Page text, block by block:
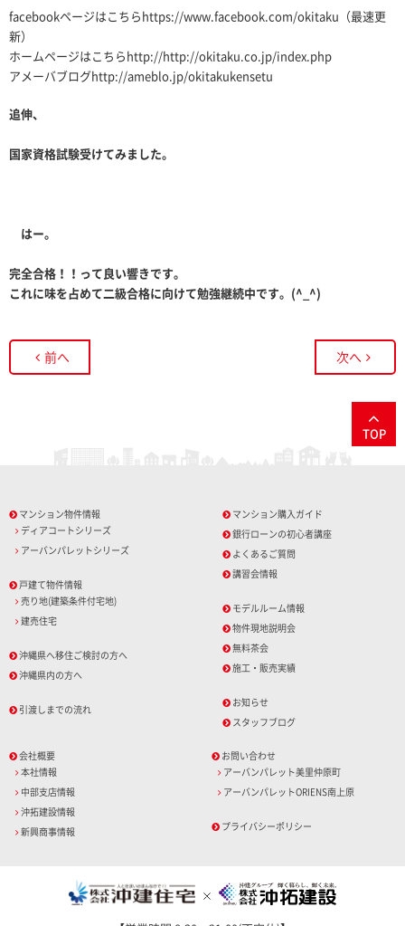
facebookページはこちらhttps://www.facebook.com/okitaku （最速更
新）
ホームページはこちらhttp://http://okitaku.co.jp/index.php
アメーバブログhttp://ameblo.jp/okitakukensetu
追伸、
国家資格試験受けてみました。
はー。
完全合格 ！！ って良い響きです。
これに味を占めて二級合格に向けて勉強継続中です。 (^_^)
次へ
前へ
TOP
マンション物件情報
ディアコートシリーズ
アーバンパレットシリーズ
戸建て物件情報
売り地(建築条件付宅地)
建売住宅
沖縄県へ移住ご検討の方へ
沖縄県内の方へ
引渡しまでの流れ
マンション購入ガイド
銀行ローンの初心者講座
よくあるご質問
講習会情報
モデルルーム情報
物件現地説明会
無料茶会
施工・販売実績
お知らせ
スタッフブログ
会社概要
本社情報
中部支店情報
沖拓建設情報
新興商事情報
お問い合わせ
アーバンパレット美里仲原町
アーバンパレットORIENS南上原
プライバシーポリシー